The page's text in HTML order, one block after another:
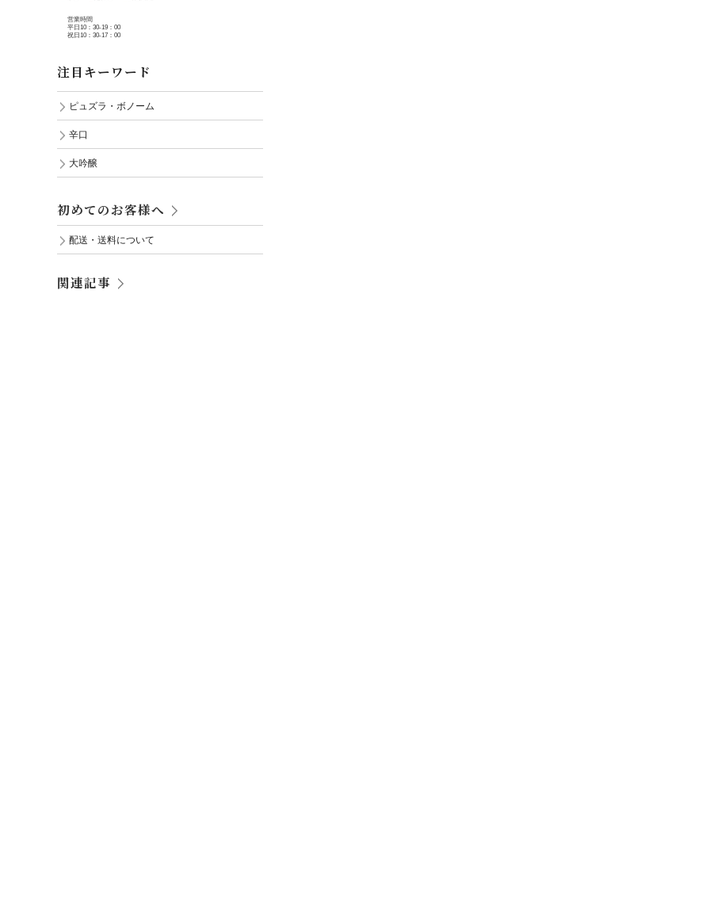
営業時間
平日10：30-19：00
祝日10：30-17：00
注目キーワード
ピュズラ・ボノーム
辛口
大吟醸
初めてのお客様へ
配送・送料について
関連記事